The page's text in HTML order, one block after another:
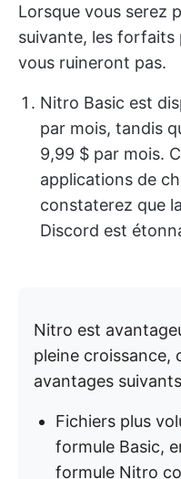
Lorsque vous serez
suivante, les forfaits
vous ruineront pas.
Nitro Basic est
par mois, tandis
9,99 $ par mois.
applications de
constaterez que
Discord est
Nitro est
pleine croissance,
avantages
Fichiers plus
formule Basic,
formule Nitro